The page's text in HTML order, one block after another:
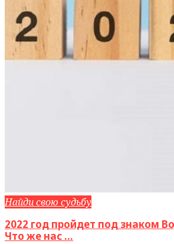
Найди свою судьбу
2022 год пройдет под знаком
Что же нас ...